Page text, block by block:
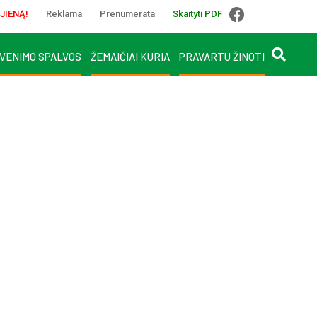
Reklama Prenumerata Skaityti PDF
SPALVOS ŽEMAIČIAI KURIA PRAVARTU ŽINOTI